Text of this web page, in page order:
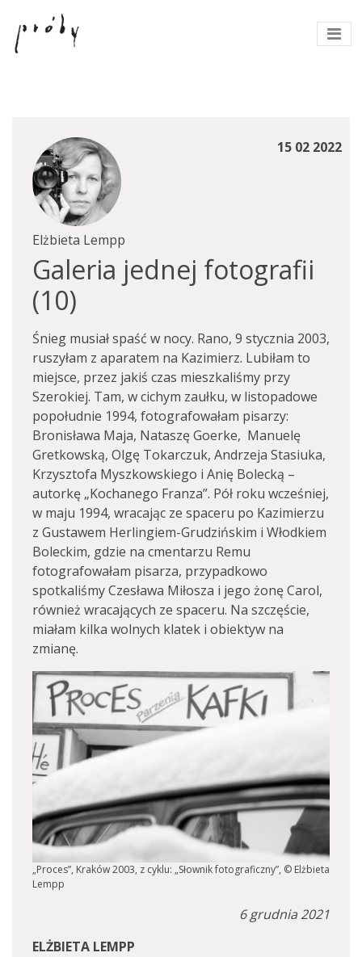
15 02 2022
Elżbieta Lempp
Galeria jednej fotografii
(10)
Śnieg musiał spaść w nocy. Rano, 9 stycznia 2003,
ruszyłam z aparatem na Kazimierz. Lubiłam to
miejsce, przez jakiś czas mieszkaliśmy przy
Szerokiej. Tam, w cichym zaułku, w listopadowe
popołudnie 1994, fotografowałam pisarzy:
Bronisława Maja, Nataszę Goerke, Manuelę
Gretkowską, Olgę Tokarczuk, Andrzeja Stasiuka,
Krzysztofa Myszkowskiego i Anię Bolecką –
autorkę „Kochanego Franza”. Pół roku wcześniej,
w maju 1994, wracając ze spaceru po Kazimierzu
z Gustawem Herlingiem-Grudzińskim i Włodkiem
Boleckim, gdzie na cmentarzu Remu
fotografowałam pisarza, przypadkowo
spotkaliśmy Czesława Miłosza i jego żonę Carol,
również wracających ze spaceru. Na szczęście,
miałam kilka wolnych klatek i obiektyw na
zmianę.
„Proces”, Kraków 2003, z cyklu: „Słownik fotograficzny”, © Elżbieta
Lempp
6 grudnia 2021
ELŻBIETA LEMPP